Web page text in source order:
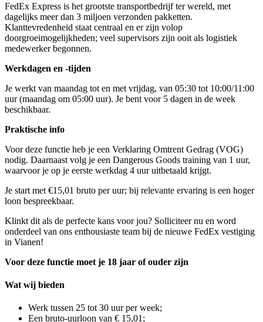
FedEx Express is het grootste transportbedrijf ter wereld, met
dagelijks meer dan 3 miljoen verzonden pakketten.
Klanttevredenheid staat centraal en er zijn volop
doorgroeimogelijkheden; veel supervisors zijn ooit als logistiek
medewerker begonnen.
Werkdagen en -tijden
Je werkt van maandag tot en met vrijdag, van 05:30 tot 10:00/11:00
uur (maandag om 05:00 uur). Je bent voor 5 dagen in de week
beschikbaar.
Praktische info
Voor deze functie heb je een Verklaring Omtrent Gedrag (VOG)
nodig. Daarnaast volg je een Dangerous Goods training van 1 uur,
waarvoor je op je eerste werkdag 4 uur uitbetaald krijgt.
Je start met €15,01 bruto per uur; bij relevante ervaring is een hoger
loon bespreekbaar.
Klinkt dit als de perfecte kans voor jou? Solliciteer nu en word
onderdeel van ons enthousiaste team bij de nieuwe FedEx vestiging
in Vianen!
Voor deze functie moet je 18 jaar of ouder zijn
Wat wij bieden
Werk tussen 25 tot 30 uur per week;
Een bruto-uurloon van € 15,01;